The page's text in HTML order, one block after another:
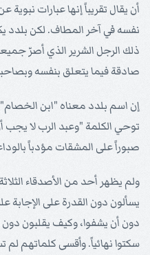
أن يقال تقريباً إنها عبارات
نفسه في آخر المطاف. لكن بلدد
ذلك الرجل الشرير الذي أصرّ
صادقة فيما يتعلق بنفسه
إن اسم بلدد معناه "ابن
توحي الكلمة "وعبد الرب لا
صبوراً على المشقات مؤدباً
ولم يظهر أحد من الأصدقاء
يسألون دون القدرة على الإجابة
دون أن يشفوا، وكيف يقلبون
سكتوا نهائياً. وأقسى كلماتهم